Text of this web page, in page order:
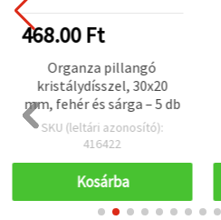
468.00 Ft
Organza pillangó
kristálydísszel, 30x20
mm, fehér és sárga – 5 db
SKU (leltári azonosító):
416422
Kosárba